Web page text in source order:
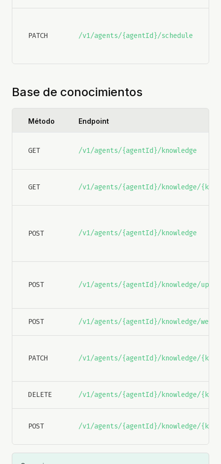
PATCH /v1/agents/{agentId}/schedule
Base de conocimientos
Método Endpoint
GET /v1/agents/{agentId}/knowledge
GET /v1/agents/{agentId}/knowledge/
POST /v1/agents/{agentId}/knowledge
POST /v1/agents/{agentId}/knowledge/
POST /v1/agents/{agentId}/knowledge/web
PATCH /v1/agents/{agentId}/knowledge/
DELETE /v1/agents/{agentId}/knowledge/
POST /v1/agents/{agentId}/knowledge/